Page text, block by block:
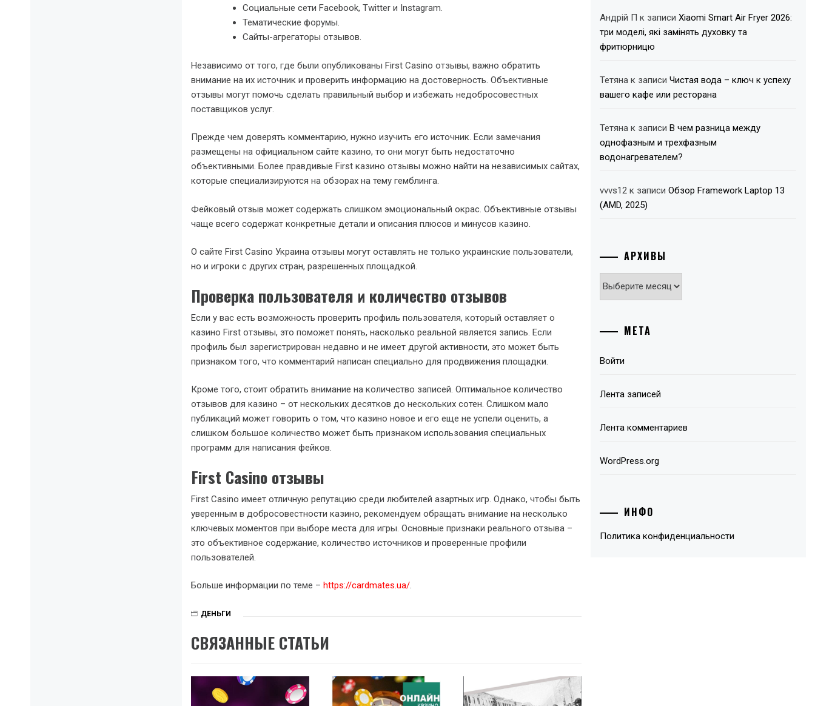
Социальные сети Facebook, Twitter и Instagram.
Тематические форумы.
Сайты-агрегаторы отзывов.
Независимо от того, где были опубликованы First Casino отзывы, важно обратить
внимание на их источник и проверить информацию на достоверность. Объективные
отзывы могут помочь сделать правильный выбор и избежать недобросовестных
поставщиков услуг.
Прежде чем доверять комментарию, нужно изучить его источник. Если замечания
размещены на официальном сайте казино, то они могут быть недостаточно
объективными. Более правдивые First казино отзывы можно найти на независимых сайтах,
которые специализируются на обзорах на тему гемблинга.
Фейковый отзыв может содержать слишком эмоциональный окрас. Объективные отзывы
чаще всего содержат конкретные детали и описания плюсов и минусов казино.
О сайте First Casino Украина отзывы могут оставлять не только украинские пользователи,
но и игроки с других стран, разрешенных площадкой.
Проверка пользователя и количество отзывов
Если у вас есть возможность проверить профиль пользователя, который оставляет о
казино First отзывы, это поможет понять, насколько реальной является запись. Если
профиль был зарегистрирован недавно и не имеет другой активности, это может быть
признаком того, что комментарий написан специально для продвижения площадки.
Кроме того, стоит обратить внимание на количество записей. Оптимальное количество
отзывов для казино – от нескольких десятков до нескольких сотен. Слишком мало
публикаций может говорить о том, что казино новое и его еще не успели оценить, а
слишком большое количество может быть признаком использования специальных
программ для написания фейков.
First Casino отзывы
First Casino имеет отличную репутацию среди любителей азартных игр. Однако, чтобы быть
уверенным в добросовестности казино, рекомендуем обращать внимание на несколько
ключевых моментов при выборе места для игры. Основные признаки реального отзыва –
это объективное содержание, количество источников и проверенные профили
пользователей.
Больше информации по теме – https://cardmates.ua/.
ДЕНЬГИ
СВЯЗАННЫЕ СТАТЬИ
Андрій П к записиXiaomi Smart Air Fryer 2026:
три моделі, які замінять духовку та
фритюрницю
Тетяна к записиЧистая вода – ключ к успеху
вашего кафе или ресторана
Тетяна к записиВ чем разница между
однофазным и трехфазным
водонагревателем?
vvvs12 к записиОбзор Framework Laptop 13
(AMD, 2025)
АРХИВЫ
Архивы
МЕТА
Войти
Лента записей
Лента комментариев
WordPress.org
ИНФО
Политика конфиденциальности